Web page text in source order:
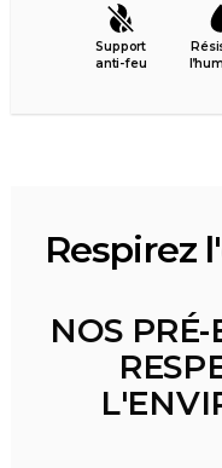
Support
anti-feu
Respirez
NOS